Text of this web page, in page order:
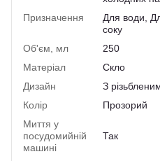
Призначення
Для води,
соку
Об'єм, мл
250
Матеріал
Скло
Дизайн
З
Колір
Прозорий
Миття у
посудомийній
машині
Так